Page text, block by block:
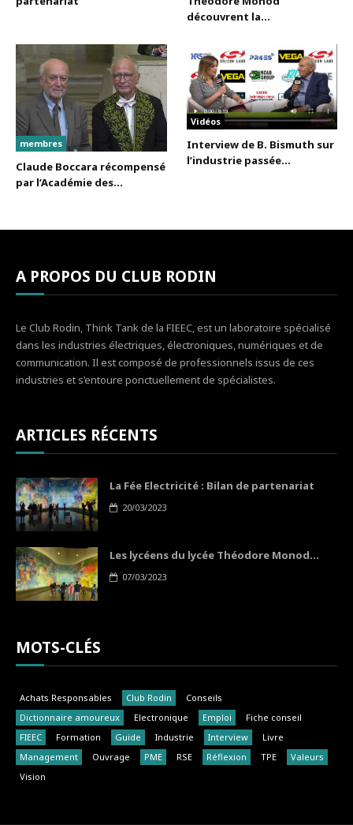
découvrent la...
membres
Claude Boccara récompensé
par l’Académie des...
Vidéos
Interview de B. Bismuth sur
l’industrie passée...
A PROPOS DU CLUB RODIN
Le Club Rodin, Think Tank de la FIEEC, est un laboratoire spécialisé
dans les industries électriques, électroniques, numériques et de
communication. Il est composé de professionnels issus de ces
industries et s’entoure ponctuellement de spécialistes.
ARTICLES RÉCENTS
La Fée Electricité : Bilan de partenariat
20/03/2023
Les lycéens du lycée Théodore Monod...
07/03/2023
MOTS-CLÉS
Achats Responsables Club Rodin
Conseils
Dictionnaire amoureux
Electronique Emploi
Fiche conseil
FIEEC
Formation Guide Industrie Interview
Livre
Management
Ouvrage PME RSE Réflexion TPE
Valeurs
Vision